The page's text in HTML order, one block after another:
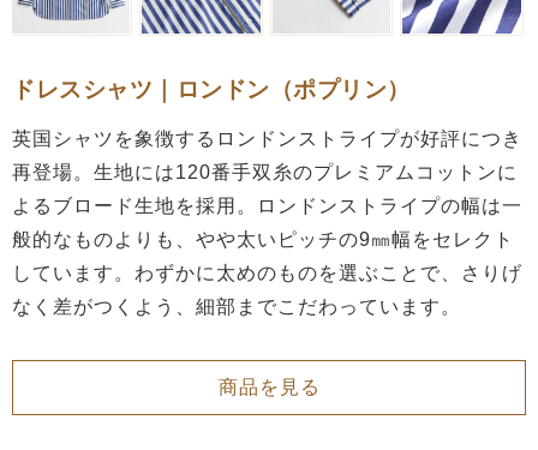
ドレスシャツ｜ロンドン（ポプリン）
英国シャツを象徴するロンドンストライプが好評につき
再登場。生地には120番手双糸のプレミアムコットンに
よるブロード生地を採用。ロンドンストライプの幅は一
般的なものよりも、やや太いピッチの9㎜幅をセレクト
しています。わずかに太めのものを選ぶことで、さりげ
なく差がつくよう、細部までこだわっています。
商品を見る